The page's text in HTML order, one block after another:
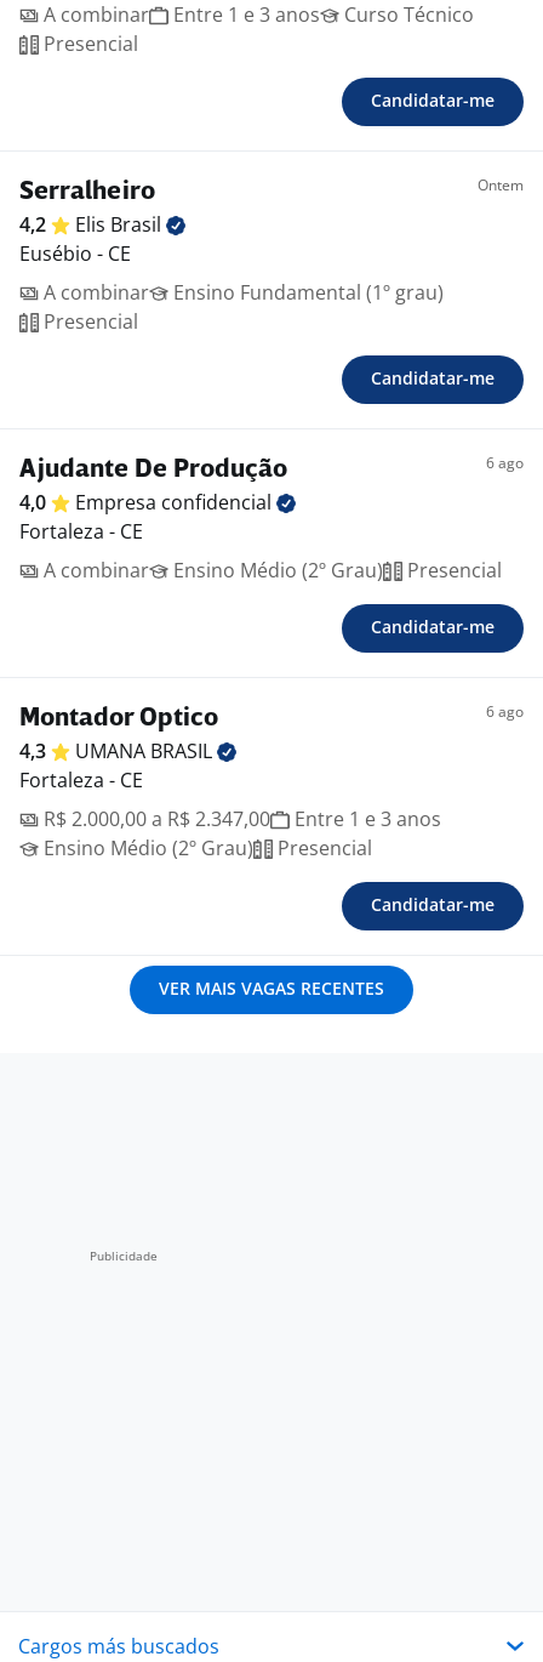
A combinar
Entre 1 e 3 anos
Curso Técnico
Presencial
Candidatar-me
Serralheiro Ontem
4,2 Elis Brasil
Eusébio - CE
A combinar
Ensino Fundamental (1º grau)
Presencial
Candidatar-me
Ajudante De Produção 6 ago
4,0 Empresa confidencial
Fortaleza - CE
A combinar
Ensino Médio (2º Grau) Presencial
Candidatar-me
Montador Optico 6 ago
4,3 UMANA BRASIL
Fortaleza - CE
R$ 2.000,00 a R$ 2.347,00
Entre 1 e 3 anos
Ensino Médio (2º Grau)
Presencial
Candidatar-me
VER MAIS VAGAS RECENTES
Cargos más buscados